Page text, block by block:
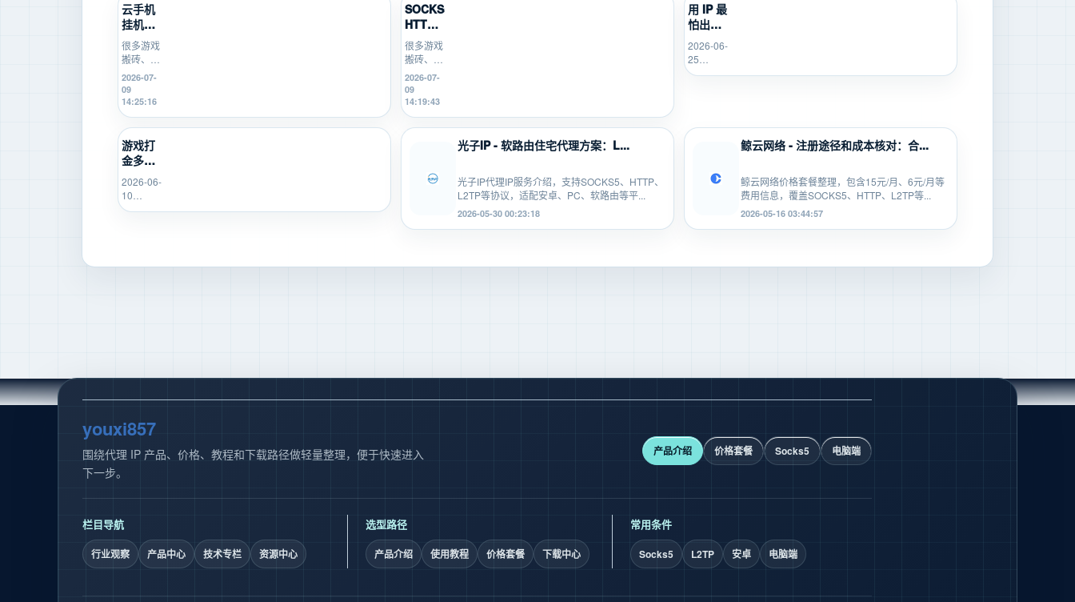
云手机
挂机不
稳定怎
么办？
砖新
手...
很多游戏
搬砖、游
戏打金新
手在使用
云手机挂
机时，会
遇到掉
线、卡
顿、登录
异常、运
行中断等
问题。本
文从...
2026-07-
09
14:25:16
SOCKS5、
HTTP、
L2TP/P...
很多游戏
搬砖、游
戏打金、
多开挂机
的新手，
不知道
SOCKS5、
2026-07-
09
14:19:43
用 IP 最
怕出问
题没人
管？
SK5I...
2026-06-
25
21:40:14
游戏打
金多开
总翻
车？先
用
2026-06-
10
16:14:49
光子IP - 软路由住宅代理方案：L...
光子IP代理IP服务介绍，支持SOCKS5、HTTP、
L2TP等协议，适配安卓、PC、软路由等平...
2026-05-30 00:23:18
鲸云网络 - 注册途径和成本核对：合...
鲸云网络价格套餐整理，包含15元/月、6元/月等
费用信息，覆盖SOCKS5、HTTP、L2TP等...
2026-05-16 03:44:57
youxi857
围绕代理 IP 产品、价格、教程和下载路径做轻量整理，便于快速进入
下一步。
产品介绍 价格套餐 Socks5 电脑端
栏目导航
行业观察 产品中心 技术专栏 资源中心
选型路径
产品介绍 使用教程 价格套餐 下载中心
常用条件
Socks5 L2TP 安卓 电脑端